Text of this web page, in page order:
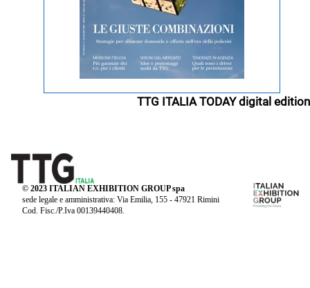
TTG ITALIA TODAY digital edition
© 2023 ITALIAN EXHIBITION GROUP spa
sede legale e amministrativa: Via Emilia, 155 - 47921 Rimini
Cod. Fisc./P.Iva 00139440408.